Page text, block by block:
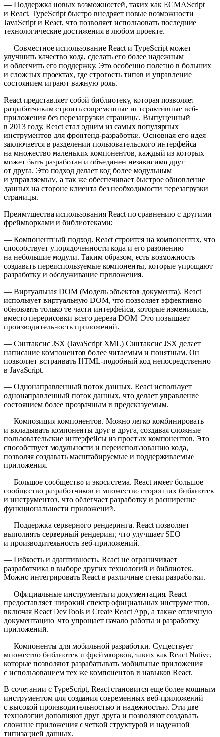
— Поддержка новых возможностей, таких как ECMAScript
и React. TypeScript быстро внедряет новые возможности
JavaScript и React, что позволяет использовать последние
технологические достижения в любом проекте.
— Совместное использование React и TypeScript может
улучшить качество кода, сделать его более надежным
и облегчить его поддержку. Это особенно полезно в больших
и сложных проектах, где строгость типов и управление
состоянием играют важную роль.
React представляет собой библиотеку, которая позволяет
разработчикам строить современные интерактивные веб-
приложения без перезагрузки страницы. Выпущенный
в 2013 году, React стал одним из самых популярных
инструментов для фронтенд-разработки. Основная его идея
заключается в разделении пользовательского интерфейса
на множество маленьких компонентов, каждый из которых
может быть разработан и объединен независимо друг
от друга. Это подход делает код более модульным
и управляемым, а так же обеспечивает быстрое обновление
данных на стороне клиента без необходимости перезагрузки
страницы.
Преимущества использования React по сравнению с другими
фреймворками и библиотеками:
— Компонентный подход. React строится на компонентах, что
способствует упорядоченности кода и его разбиению
на небольшие модули. Таким образом, есть возможность
создавать переиспользуемые компоненты, которые упрощают
разработку и обслуживание приложения.
— Виртуальная DOM (Модель объектов документа). React
использует виртуальную DOM, что позволяет эффективно
обновлять только те части интерфейса, которые изменились,
вместо перерисовки всего дерева DOM. Это повышает
производительность приложений.
— Синтаксис JSX (JavaScript XML) Синтаксис JSX делает
написание компонентов более читаемым и понятным. Он
позволяет встраивать HTML-подобный код непосредственно
в JavaScript.
— Однонаправленный поток данных. React использует
однонаправленный поток данных, что делает управление
состоянием более прозрачным и предсказуемым.
— Композиция компонентов. Можно легко комбинировать
и вкладывать компоненты друг в друга, создавая сложные
пользовательские интерфейсы из простых компонентов. Это
способствует модульности и переиспользованию кода,
позволяя создавать масштабируемые и поддерживаемые
приложения.
— Большое сообщество и экосистема. React имеет большое
сообщество разработчиков и множество сторонних библиотек
и инструментов, что облегчает разработку и расширение
функциональности приложений.
— Поддержка серверного рендеринга. React позволяет
выполнять серверный рендеринг, что улучшает SEO
и производительность веб-приложений.
— Гибкость и адаптивность. React не ограничивает
разработчика в выборе других технологий и библиотек.
Можно интегрировать React в различные стеки разработки.
— Официальные инструменты и документация. React
предоставляет широкий спектр официальных инструментов,
включая React DevTools и Create React App, а также отличную
документацию, что упрощает начало работы и разработку
приложений.
— Компоненты для мобильной разработки. Существует
множество библиотек и фреймворков, таких как React Native,
которые позволяют разрабатывать мобильные приложения
с использованием тех же компонентов и навыков React.
В сочетании с TypeScript, React становится еще более мощным
инструментом для создания современных веб-приложений
с высокой производительностью и надежностью. Эти две
технологии дополняют друг друга и позволяют создавать
сложные приложения с четкой структурой и надежной
типизацией данных.